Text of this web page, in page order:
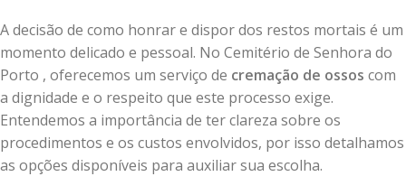
A decisão de como honrar e dispor dos restos mortais é um
momento delicado e pessoal. No Cemitério de Senhora do
Porto , oferecemos um serviço de cremação de ossos com
a dignidade e o respeito que este processo exige.
Entendemos a importância de ter clareza sobre os
procedimentos e os custos envolvidos, por isso detalhamos
as opções disponíveis para auxiliar sua escolha.